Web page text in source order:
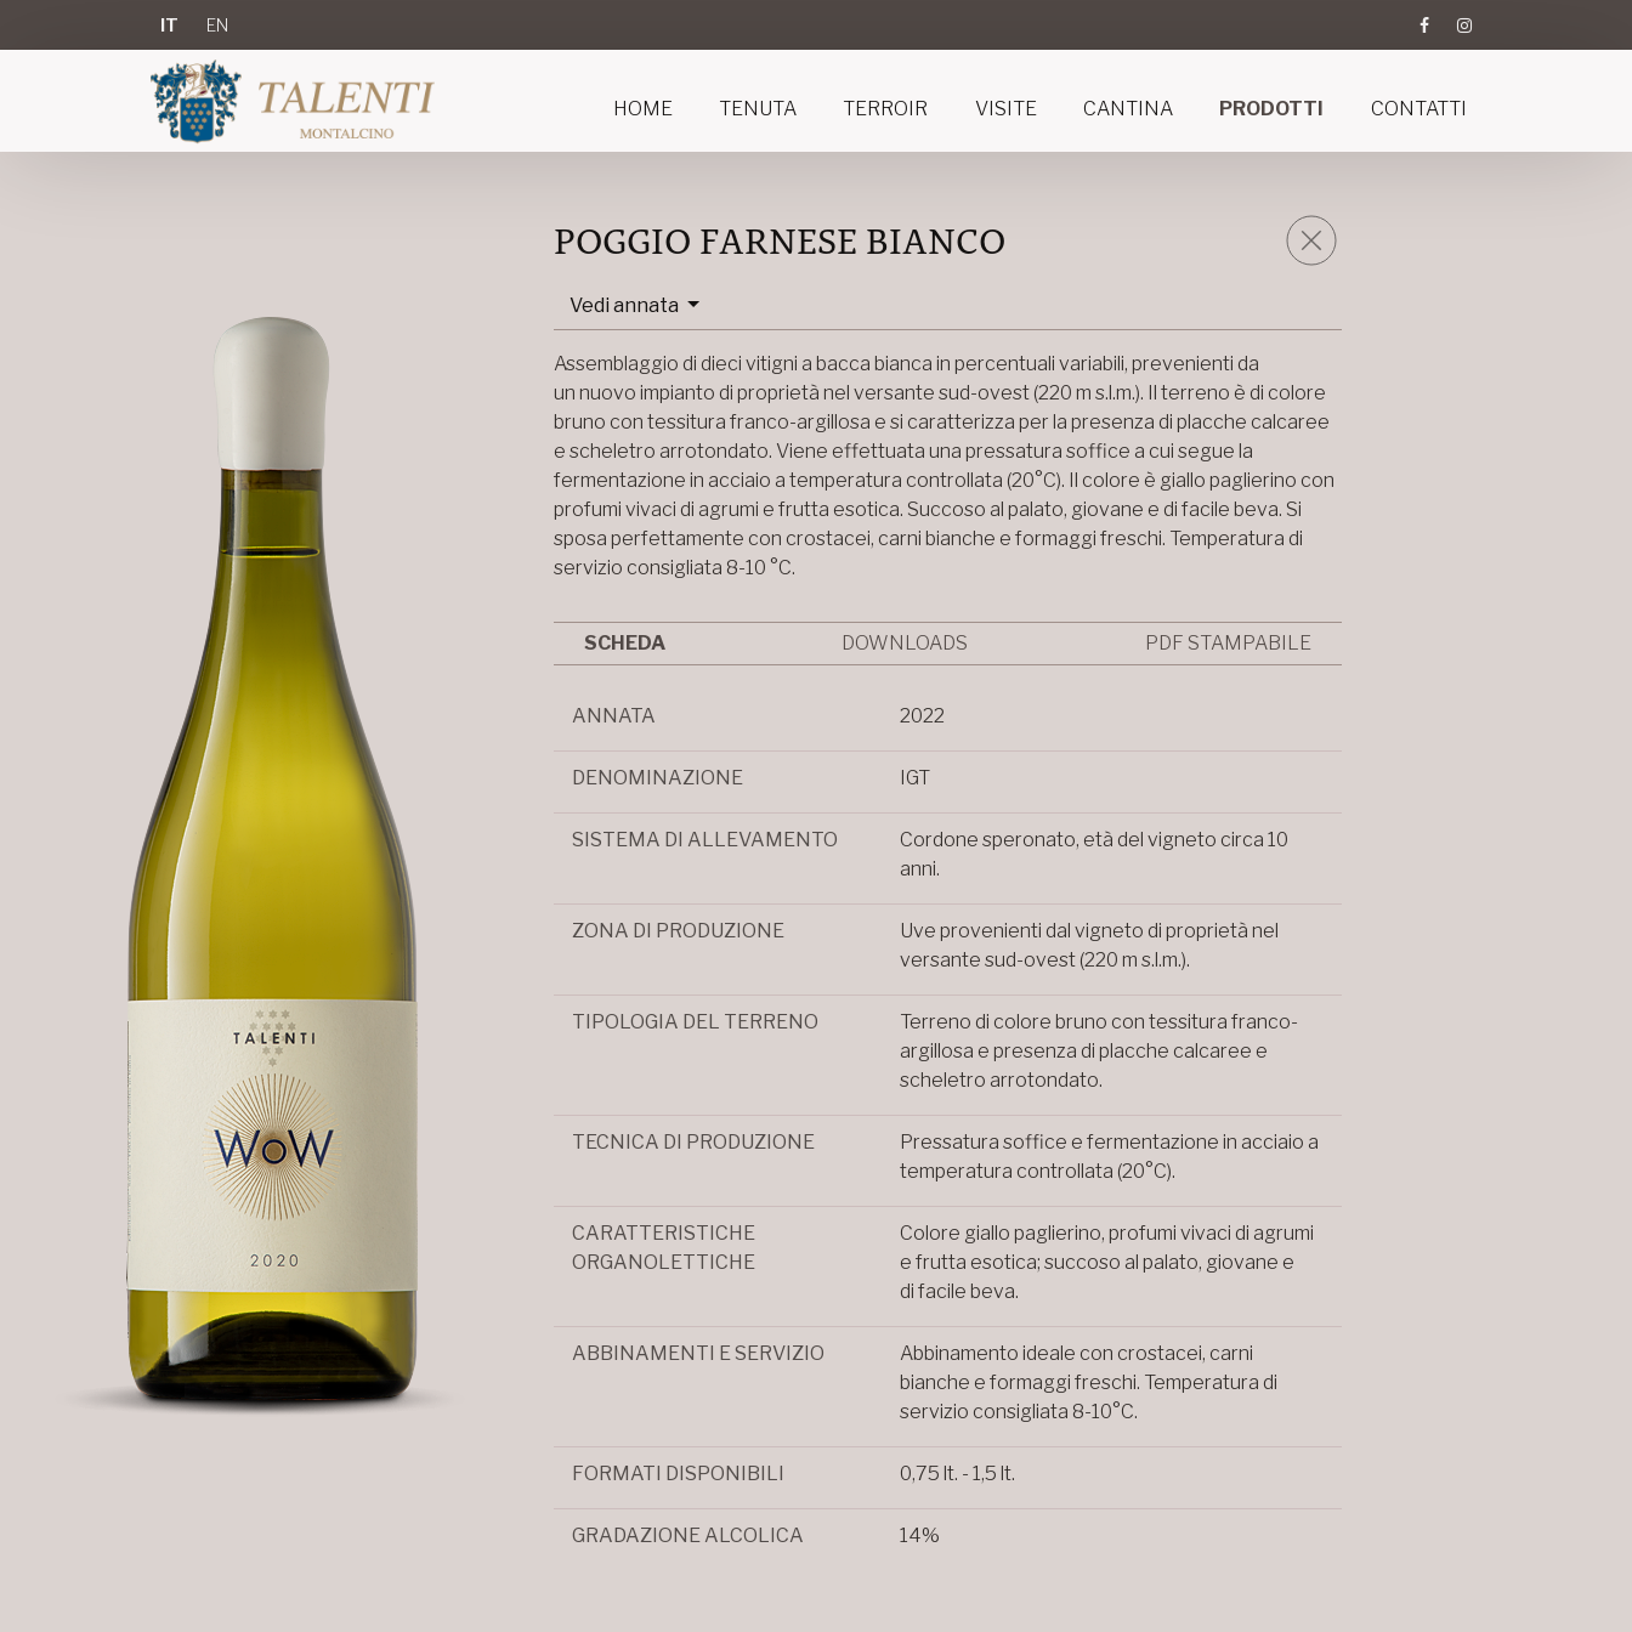
IT EN
HOME TENUTA TERROIR VISITE CANTINA PRODOTTI CONTATTI
POGGIO FARNESE BIANCO
Vedi annata
Assemblaggio di dieci vitigni a bacca bianca in percentuali variabili, prevenienti da
un nuovo impianto di proprietà nel versante sud-ovest (220 m s.l.m.). Il terreno è di colore
bruno con tessitura franco-argillosa e si caratterizza per la presenza di placche calcaree
e scheletro arrotondato. Viene effettuata una pressatura soffice a cui segue la
fermentazione in acciaio a temperatura controllata (20°C). Il colore è giallo paglierino con
profumi vivaci di agrumi e frutta esotica. Succoso al palato, giovane e di facile beva. Si
sposa perfettamente con crostacei, carni bianche e formaggi freschi. Temperatura di
servizio consigliata 8-10 °C.
SCHEDA DOWNLOADS PDF STAMPABILE
ANNATA 2022
DENOMINAZIONE IGT
SISTEMA DI ALLEVAMENTO
Cordone speronato, età del vigneto circa 10
anni.
ZONA DI PRODUZIONE
Uve provenienti dal vigneto di proprietà nel
versante sud-ovest (220 m s.l.m.).
TIPOLOGIA DEL TERRENO
Terreno di colore bruno con tessitura franco-
argillosa e presenza di placche calcaree e
scheletro arrotondato.
TECNICA DI PRODUZIONE
Pressatura soffice e fermentazione in acciaio a
temperatura controllata (20°C).
CARATTERISTICHE
ORGANOLETTICHE
Colore giallo paglierino, profumi vivaci di agrumi
e frutta esotica; succoso al palato, giovane e
di facile beva.
ABBINAMENTI E SERVIZIO
Abbinamento ideale con crostacei, carni
bianche e formaggi freschi. Temperatura di
servizio consigliata 8-10°C.
FORMATI DISPONIBILI 0,75 lt. - 1,5 lt.
GRADAZIONE ALCOLICA 14%